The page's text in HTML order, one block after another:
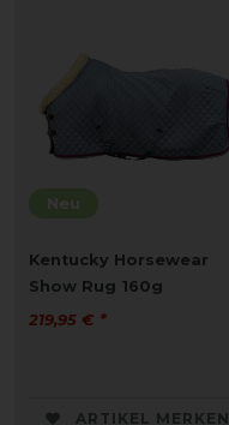
Neu
Kentucky Horsewear
Show Rug 160g
219,95 € *
ARTIKEL MERKEN